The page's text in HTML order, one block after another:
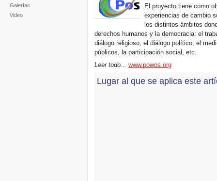
Galerías
Video
El proyecto tiene como
experiencias de cambio
los distintos ámbitos
derechos humanos y la democracia: el
diálogo religioso, el diálogo político, el
públicos, la participación social, etc.
Leer todo...
www.powos.org
Lugar al que se aplica este